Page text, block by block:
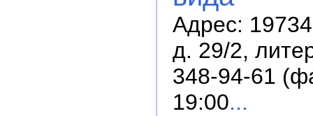
Адрес:
д. 29/2,
348-94-61
19:00...